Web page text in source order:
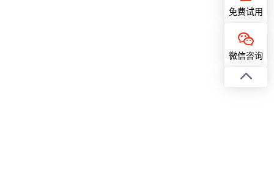
免费试用
微信咨询